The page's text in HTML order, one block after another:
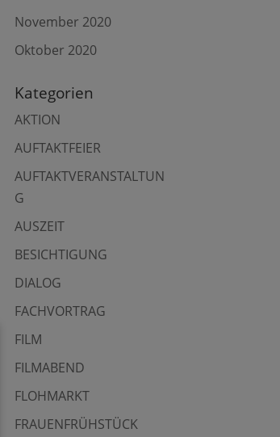
November 2020
Oktober 2020
Kategorien
AKTION
AUFTAKTFEIER
AUFTAKTVERANSTALTUN
G
AUSZEIT
BESICHTIGUNG
DIALOG
FACHVORTRAG
FILM
FILMABEND
FLOHMARKT
FRAUENFRÜHSTÜCK